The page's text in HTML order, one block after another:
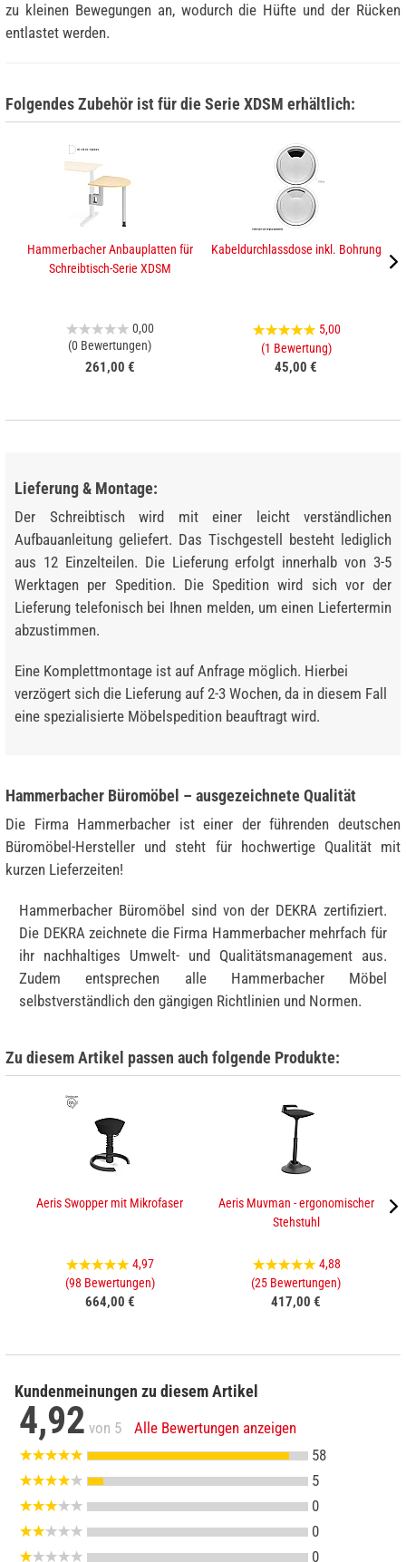
zu kleinen Bewegungen an, wodurch die Hüfte und der Rücken
entlastet werden.
Folgendes Zubehör ist für die Serie XDSM erhältlich:
Hammerbacher Anbauplatten für
Schreibtisch-Serie XDSM
0,00
(0 Bewertungen)
261,00 €
Kabeldurchlassdose inkl. Bohrung
5,00
(1 Bewertung)
45,00 €
Lieferung & Montage:
Der Schreibtisch wird mit einer leicht verständlichen
Aufbauanleitung geliefert. Das Tischgestell besteht lediglich
aus 12 Einzelteilen. Die Lieferung erfolgt innerhalb von 3-5
Werktagen per Spedition. Die Spedition wird sich vor der
Lieferung telefonisch bei Ihnen melden, um einen Liefertermin
abzustimmen.
Eine Komplettmontage ist auf Anfrage möglich. Hierbei
verzögert sich die Lieferung auf 2-3 Wochen, da in diesem Fall
eine spezialisierte Möbelspedition beauftragt wird.
Hammerbacher Büromöbel – ausgezeichnete Qualität
Die Firma Hammerbacher ist einer der führenden deutschen
Büromöbel-Hersteller und steht für hochwertige Qualität mit
kurzen Lieferzeiten!
Hammerbacher Büromöbel sind von der DEKRA zertifiziert.
Die DEKRA zeichnete die Firma Hammerbacher mehrfach für
ihr nachhaltiges Umwelt- und Qualitätsmanagement aus.
Zudem entsprechen alle Hammerbacher Möbel
selbstverständlich den gängigen Richtlinien und Normen.
Zu diesem Artikel passen auch folgende Produkte:
Aeris Swopper mit Mikrofaser
4,97
(98 Bewertungen)
664,00 €
Aeris Muvman - ergonomischer
Stehstuhl
4,88
(25 Bewertungen)
417,00 €
Kundenmeinungen zu diesem Artikel
4,92 von 5
Alle Bewertungen anzeigen
58
5
0
0
0